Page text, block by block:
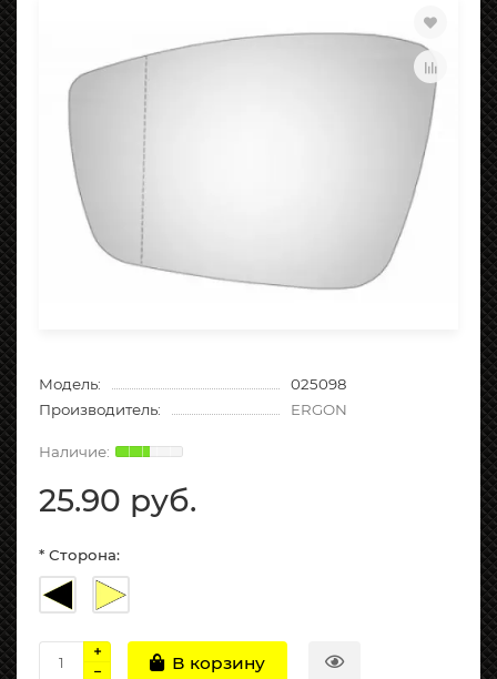
Модель:
025098
Производитель:
ERGON
25.90 руб.
* Сторона:
В корзину